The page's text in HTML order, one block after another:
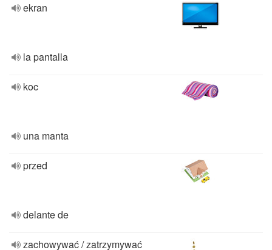
ekran
la pantalla
koc
una manta
przed
delante de
zachowywać / zatrzymywać